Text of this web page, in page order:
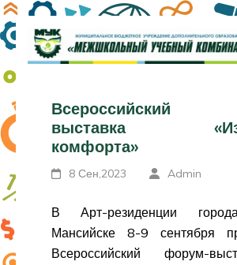
Перейти
к
содержимому
Enter)комбинат»
Всероссийский
выставка
комфорта»
8 Сен,2023 Admin
В Арт-резиденции
Мансийске 8-9 сентября
Всероссийский форум-